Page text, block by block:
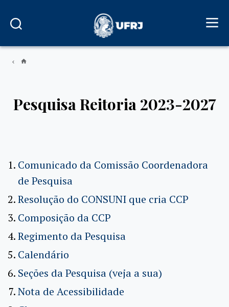
Pesquisa Reitoria 2023-2027
Comunicado da Comissão Coordenadora
de Pesquisa
Resolução do CONSUNI que cria CCP
Composição da CCP
Regimento da Pesquisa
Calendário
Seções da Pesquisa (veja a sua)
Nota de Acessibilidade